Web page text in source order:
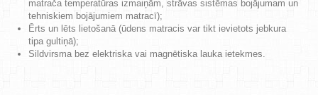
matrača temperatūras izmaiņām, strāvas sistēmas bojājumam un
tehniskiem bojājumiem matracī);
Ērts un lēts lietošanā (ūdens matracis var tikt ievietots jebkura
tipa gultiņā);
Sildvirsma bez elektriska vai magnētiska lauka ietekmes.